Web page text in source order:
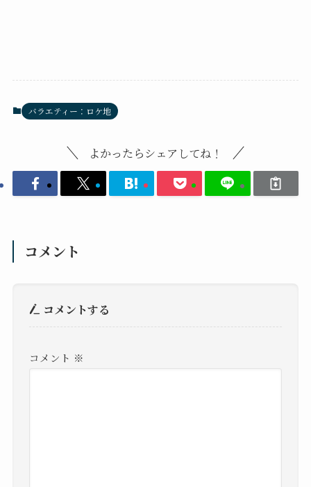
バラエティー：ロケ地
よかったらシェアしてね！
コメント
コメントする
コメント ※